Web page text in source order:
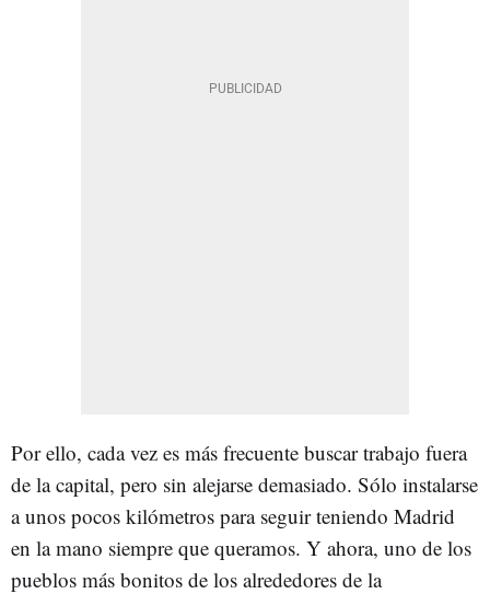
Por ello, cada vez es más frecuente buscar trabajo fuera
de la capital, pero sin alejarse demasiado. Sólo instalarse
a unos pocos kilómetros para seguir teniendo Madrid
en la mano siempre que queramos. Y ahora, uno de los
pueblos más bonitos de los alrededores de la